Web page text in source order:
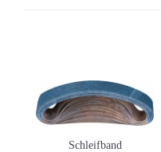
Schleifband